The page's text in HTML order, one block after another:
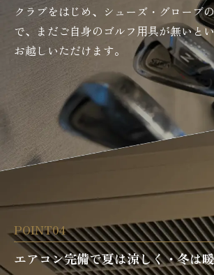
クラブをはじめ、シューズ・グローブ
で、まだご自身のゴルフ用具が無いと
お越しいただけます。
POINT04
エアコン完備で夏は涼しく・冬は